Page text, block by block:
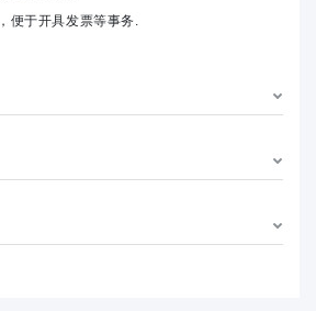
便于开具发票等事务.